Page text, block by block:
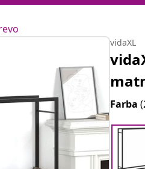
vidaXL
Farba